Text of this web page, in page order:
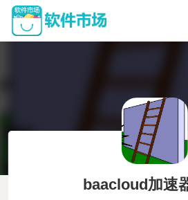
baacloud加速